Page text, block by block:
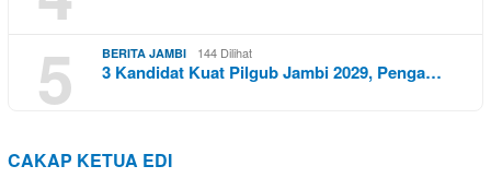
5 BERITA JAMBI 144 Dilihat
3 Kandidat Kuat Pilgub Jambi 2029, Penga…
CAKAP KETUA EDI